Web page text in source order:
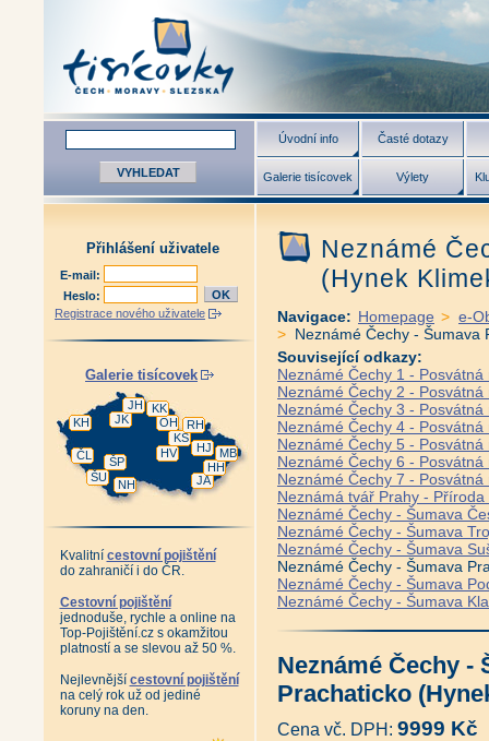
Úvodní info Časté dotazy
Galerie tisícovek Výlety
Přihlášení uživatele
E-mail:
Heslo:
Registrace nového uživatele
Galerie tisícovek
JA
HH
MB
HJ
HV
NH
KS
RH
ŠP
ŠU
OH
JK
KK
ČL
JH
KH
Kvalitní cestovní pojištění
do zahraničí i do ČR.
Cestovní pojištění
jednoduše, rychle a online na
Top-Pojištění.cz s okamžitou
platností a se slevou až 50 %.
Nejlevnější cestovní pojištění
na celý rok už od jediné
koruny na den.
Neznámé
(Hynek
Navigace: Homepage > e-
> Neznámé Čechy - Šumava
Související odkazy:
Neznámé Čechy 1 -
Neznámé Čechy 2 -
Neznámé Čechy 3 -
Neznámé Čechy 4 -
Neznámé Čechy 5 -
Neznámé Čechy 6 -
Neznámé Čechy 7 -
Neznámá tvář Prahy -
Neznámé Čechy - Šumava
Neznámé Čechy - Šumava
Neznámé Čechy - Šumava
Neznámé Čechy - Šumava
Neznámé Čechy - Šumava
Neznámé Čechy - Šumava
Neznámé Čechy -
Prachaticko
Cena vč. DPH: 9999 Kč